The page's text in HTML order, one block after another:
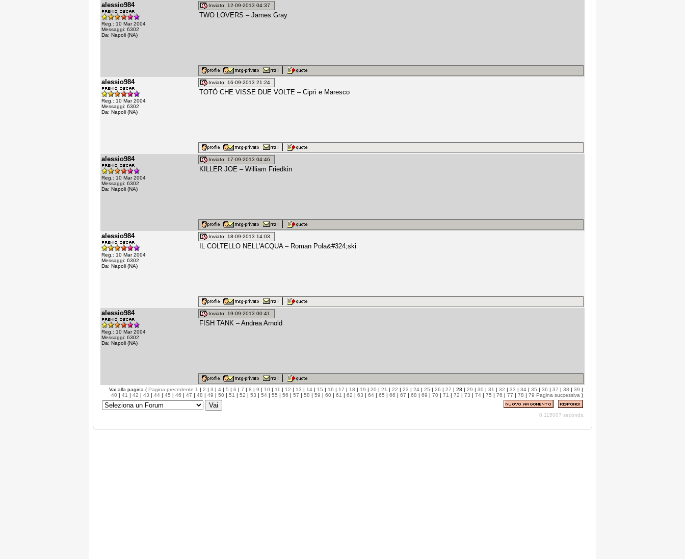
alessio984
Reg.: 10 Mar 2004
Messaggi: 6302
Da: Napoli (NA)
Inviato: 12-09-2013 04:37
TWO LOVERS – James Gray
alessio984
Reg.: 10 Mar 2004
Messaggi: 6302
Da: Napoli (NA)
Inviato: 16-09-2013 21:24
TOTÒ CHE VISSE DUE VOLTE – Ciprì e Maresco
alessio984
Reg.: 10 Mar 2004
Messaggi: 6302
Da: Napoli (NA)
Inviato: 17-09-2013 04:46
KILLER JOE – William Friedkin
alessio984
Reg.: 10 Mar 2004
Messaggi: 6302
Da: Napoli (NA)
Inviato: 18-09-2013 14:03
IL COLTELLO NELL'ACQUA – Roman Pola&#324;ski
alessio984
Reg.: 10 Mar 2004
Messaggi: 6302
Da: Napoli (NA)
Inviato: 19-09-2013 00:41
FISH TANK – Andrea Arnold
Vai alla pagina ( Pagina precedente 1 | 2 | 3 | 4 | 5 | 6 | 7 | 8 | 9 | 10 | 11 | 12 | 13 | 14 | 15 | 16 | 17 | 18 | 19 | 20 | 21 | 22 | 23 | 24 | 25 | 26 | 27 | 28 | 29 | 30 | 31 | 32 | 33 | 34 | 35 | 36 | 37 | 38 | 39 |
40 | 41 | 42 | 43 | 44 | 45 | 46 | 47 | 48 | 49 | 50 | 51 | 52 | 53 | 54 | 55 | 56 | 57 | 58 | 59 | 60 | 61 | 62 | 63 | 64 | 65 | 66 | 67 | 68 | 69 | 70 | 71 | 72 | 73 | 74 | 75 | 76 | 77 | 78 | 79 Pagina successiva )
0.115007 seconds.